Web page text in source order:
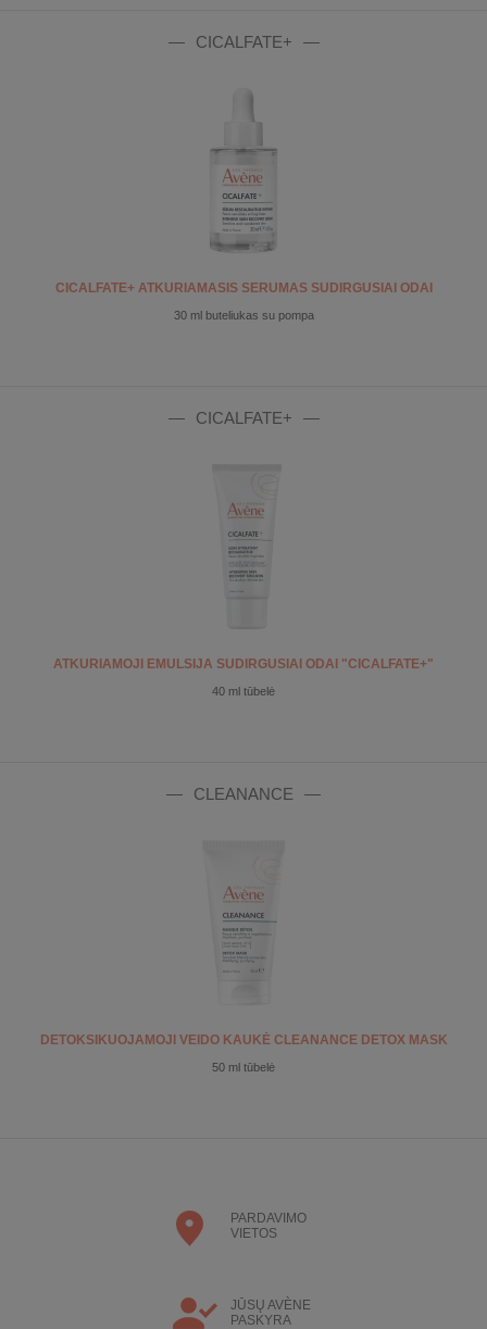
CICALFATE+
CICALFATE+ ATKURIAMASIS SERUMAS SUDIRGUSIAI ODAI
30 ml buteliukas su pompa
CICALFATE+
ATKURIAMOJI EMULSIJA SUDIRGUSIAI ODAI "CICALFATE+"
40 ml tūbelė
CLEANANCE
DETOKSIKUOJAMOJI VEIDO KAUKĖ CLEANANCE DETOX MASK
50 ml tūbelė
PARDAVIMO
VIETOS
JŪSŲ AVÈNE
PASKYRA